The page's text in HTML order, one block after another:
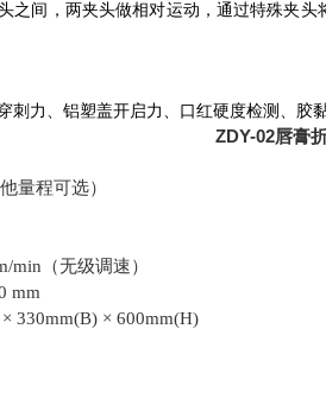
之间，两夹头做相对运动，通过特殊夹
刺力、铝塑盖开启力、口红硬度检测、胶
ZDY-02唇膏
量程可选）
min（无级调速）
mm
330mm(B) × 600mm(H)